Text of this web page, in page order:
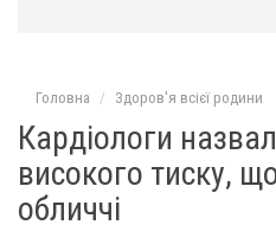
Головна Здоров'я всієї родини
Кардіологи
високого тиску,
обличчі